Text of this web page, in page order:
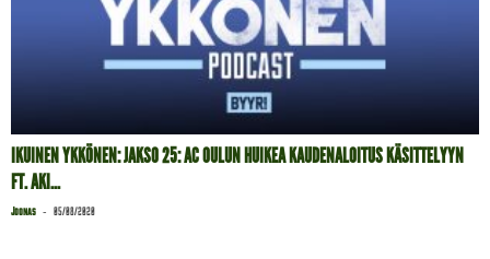
IKUINEN YKKÖNEN: JAKSO 25: AC OULUN HUIKEA KAUDENALOITUS KÄSITTELYYN
FT. AKI...
Joonas - 05/08/2020